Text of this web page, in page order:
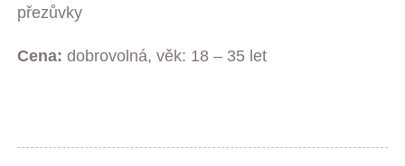
přezůvky
Cena: dobrovolná, věk: 18 – 35 let